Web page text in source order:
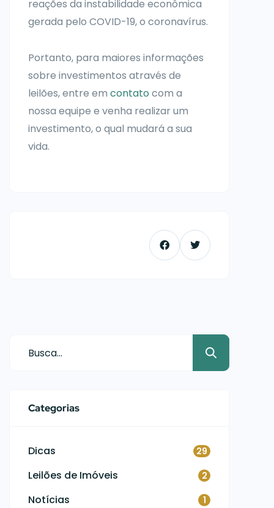
reações da instabilidade econômica
gerada pelo COVID-19, o coronavírus.
Portanto, para maiores informações
sobre investimentos através de
leilões, entre em contato com a
nossa equipe e venha realizar um
investimento, o qual mudará a sua
vida.
Categorias
Dicas 29
Leilões de Imóveis 2
Notícias 1